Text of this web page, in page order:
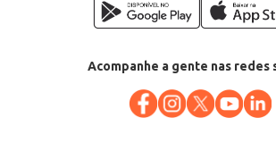
Acompanhe a gente nas redes